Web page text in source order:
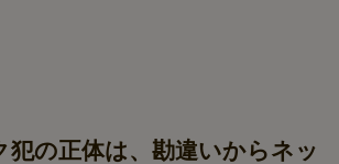
犯の正体は、勘違いからネッ